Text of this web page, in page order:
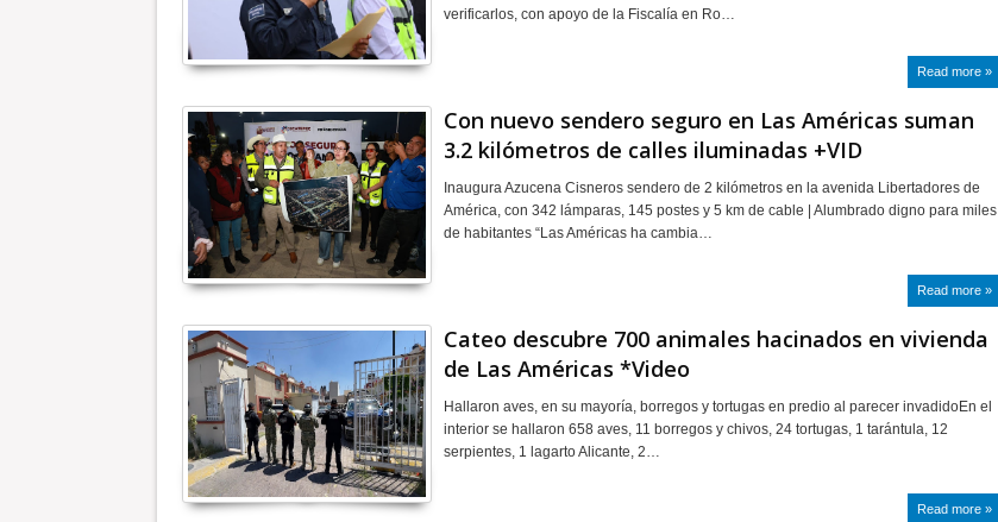
verificarlos, con apoyo de la Fiscalía en Ro…
Read more »
Con nuevo sendero seguro en Las Américas suman
3.2 kilómetros de calles iluminadas +VID
Inaugura Azucena Cisneros sendero de 2 kilómetros en la avenida Libertadores de
América, con 342 lámparas, 145 postes y 5 km de cable | Alumbrado digno para miles
de habitantes “Las Américas ha cambia…
Read more »
Cateo descubre 700 animales hacinados en vivienda
de Las Américas *Video
Hallaron aves, en su mayoría, borregos y tortugas en predio al parecer invadidoEn el
interior se hallaron 658 aves, 11 borregos y chivos, 24 tortugas, 1 tarántula, 12
serpientes, 1 lagarto Alicante, 2…
Read more »